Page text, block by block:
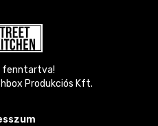
fenntartva!
Produkciós Kft.